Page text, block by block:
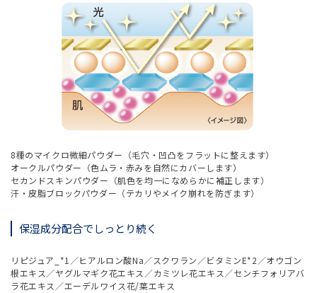
8種のマイクロ微細パウダー（毛穴・凹凸をフラットに整えます）
オークルパウダー（色ムラ・赤みを自然にカバーします）
セカンドスキンパウダー（肌色を均一になめらかに補正します）
汗・皮脂ブロックパウダー（テカリやメイク崩れを防ぎます）
保湿成分配合でしっとり続く
リピジュア_*1／ヒアルロン酸Na／スクワラン／ビタミンE*2／オウゴン
根エキス／ヤグルマギク花エキス／カミツレ花エキス／センチフォリアバ
ラ花エキス／エーデルワイス花/葉エキス